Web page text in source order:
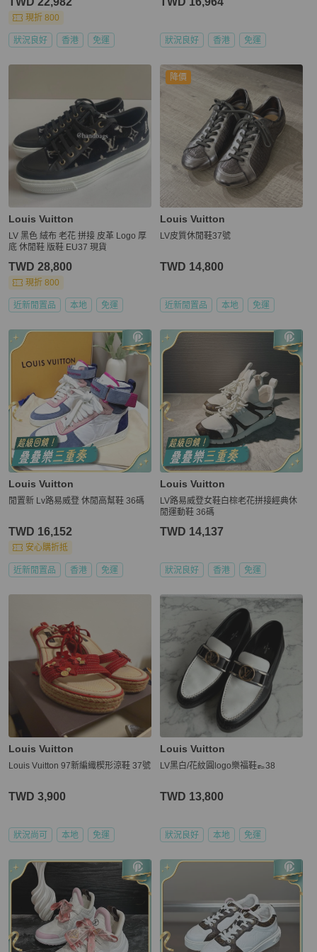
現折 800
狀況良好 香港 免運 狀況良好 香港 免運
Louis Vuitton
LV 黑色 絨布 老花 拼接 皮革 Logo 厚
底 休閒鞋 版鞋 EU37 現貨
TWD 28,800
現折 800
近新閒置品 本地 免運
降價
Louis Vuitton
LV皮質休閒鞋37號
TWD 14,800
近新閒置品 本地 免運
Louis Vuitton
閒置新 Lv路易威登 休閒高幫鞋 36碼
TWD 16,152
安心購折抵
近新閒置品 香港 免運
Louis Vuitton
LV路易威登女鞋白棕老花拼接經典休
閒運動鞋 36碼
TWD 14,137
狀況良好 香港 免運
Louis Vuitton
Louis Vuitton 97新編織楔形涼鞋 37號
TWD 3,900
狀況尚可 本地 免運
Louis Vuitton
LV黑白/花紋圓logo樂福鞋👞38
TWD 13,800
狀況良好 本地 免運